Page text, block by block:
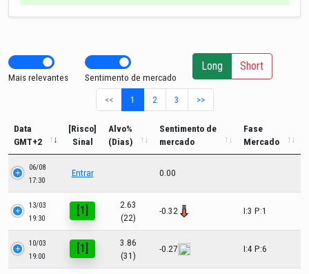
Mais relevantes Sentimento de mercado
Long Short
<< 1 2 3 >>
Data
GMT+2
[Risco]
Sinal
Alvo%
(Dias)
Sentimento de
mercado
Fase
Mercado
06/08
17:30
Entrar 0.00
13/03
19:30
[1]
2.63
(22)
-0.32 I:3 P:1
10/03
19:00
[1]
3.86
(31)
-0.27 I:4 P:6